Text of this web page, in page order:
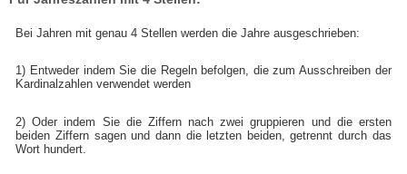
Bei Jahren mit genau 4 Stellen werden die Jahre ausgeschrieben:
1) Entweder indem Sie die Regeln befolgen, die zum Ausschreiben der
Kardinalzahlen verwendet werden
2) Oder indem Sie die Ziffern nach zwei gruppieren und die ersten
beiden Ziffern sagen und dann die letzten beiden, getrennt durch das
Wort hundert.